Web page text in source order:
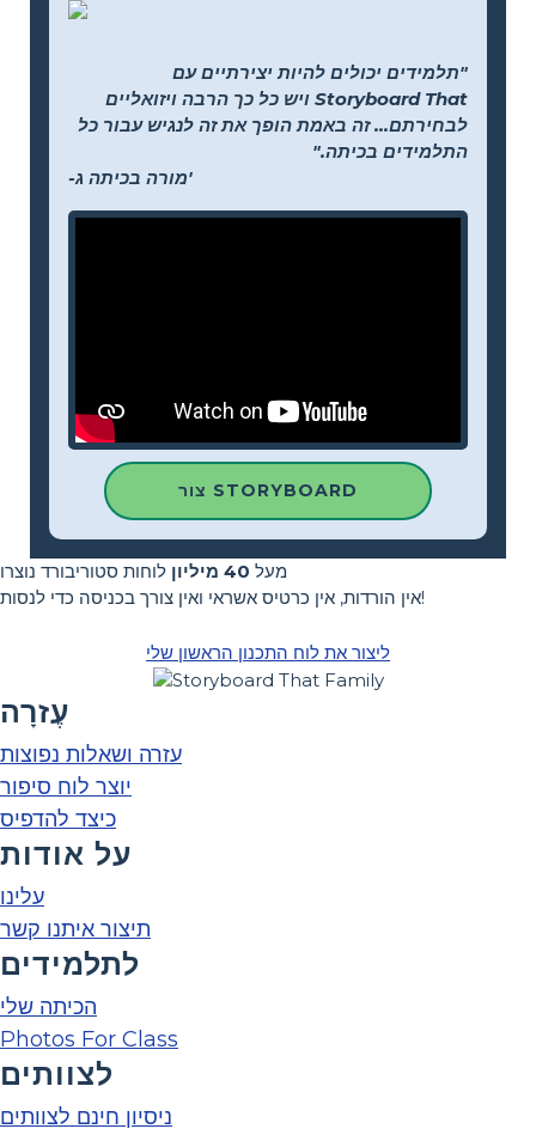
"תלמידים יכולים להיות יצירתיים עם
Storyboard That ויש כל כך הרבה ויזואליים
לבחירתם... זה באמת הופך את זה לנגיש עבור כל
התלמידים בכיתה."
-מורה בכיתה ג'
צור STORYBOARD
מעל 40 מיליון
לוחות סטוריבורד נוצרו
אין הורדות, אין כרטיס אשראי ואין צורך בכניסה כדי לנסות!
ליצור את לוח התכנון הראשון שלי
עֶזרָה
עזרה ושאלות נפוצות
יוצר לוח סיפור
כיצד להדפיס
על אודות
עלינו
תיצור איתנו קשר
לתלמידים
הכיתה שלי
Photos For Class
לצוותים
ניסיון חינם לצוותים